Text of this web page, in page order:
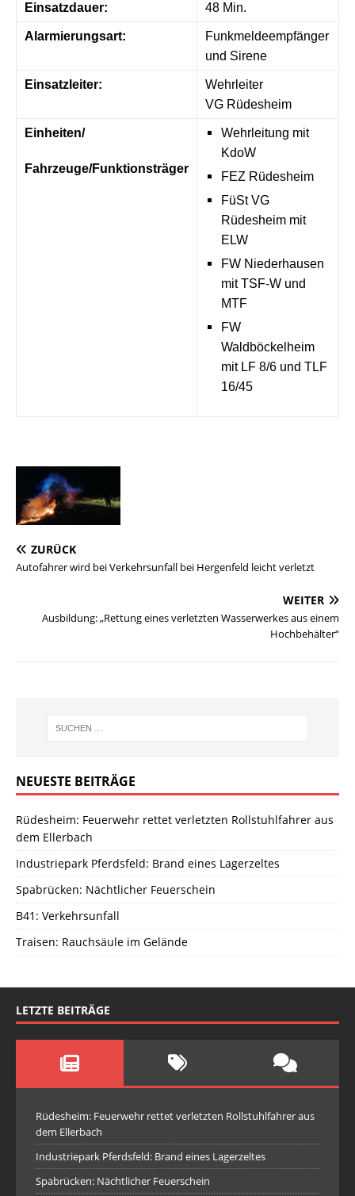
Einsatzdauer: 48 Min.
Alarmierungsart:
Funkmeldeempfänger
und Sirene
Einsatzleiter:
Wehrleiter
VG Rüdesheim
Einheiten/
Fahrzeuge/Funktionsträger
Wehrleitung mit
KdoW
FEZ Rüdesheim
FüSt VG
Rüdesheim mit
ELW
FW Niederhausen
mit TSF-W und
MTF
FW
Waldböckelheim
mit LF 8/6 und TLF
16/45
ZURÜCK
Autofahrer wird bei Verkehrsunfall bei Hergenfeld leicht verletzt
WEITER
Ausbildung: „Rettung eines verletzten Wasserwerkes aus einem
Hochbehälter“
NEUESTE BEITRÄGE
Rüdesheim: Feuerwehr rettet verletzten Rollstuhlfahrer aus
dem Ellerbach
Industriepark Pferdsfeld: Brand eines Lagerzeltes
Spabrücken: Nächtlicher Feuerschein
B41: Verkehrsunfall
Traisen: Rauchsäule im Gelände
LETZTE BEITRÄGE
Rüdesheim: Feuerwehr rettet verletzten Rollstuhlfahrer aus
dem Ellerbach
Industriepark Pferdsfeld: Brand eines Lagerzeltes
Spabrücken: Nächtlicher Feuerschein